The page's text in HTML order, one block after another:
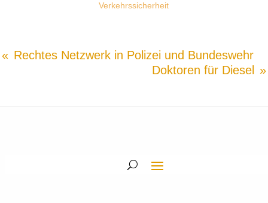
Verkehrssicherheit
Rechtes Netzwerk in Polizei und Bundeswehr
Doktoren für Diesel